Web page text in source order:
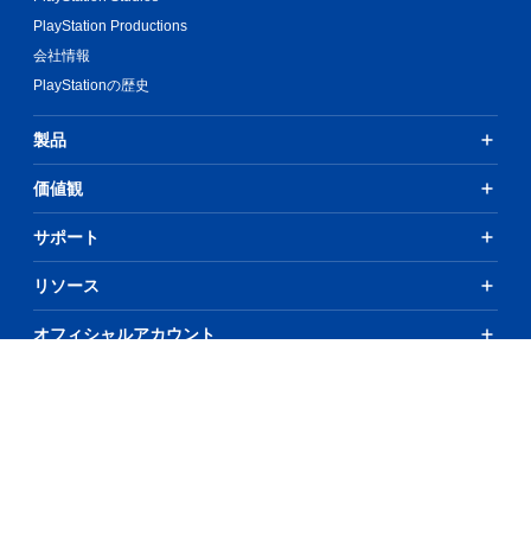
PlayStation Productions
会社情報
PlayStationの歴史
製品
価値観
サポート
リソース
オフィシャルアカウント